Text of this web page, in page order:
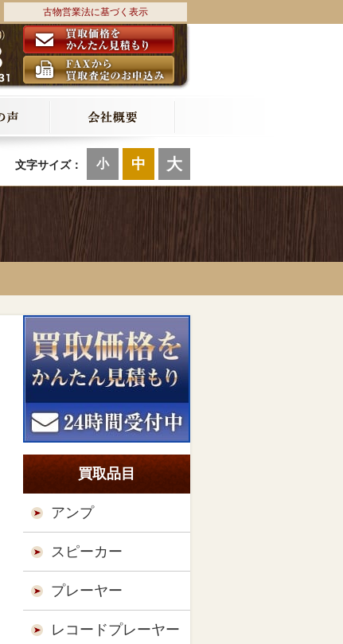
古物営業法に基づく表示
文字サイズ： 小 中 大
買取品目
アンプ
スピーカー
プレーヤー
レコードプレーヤー